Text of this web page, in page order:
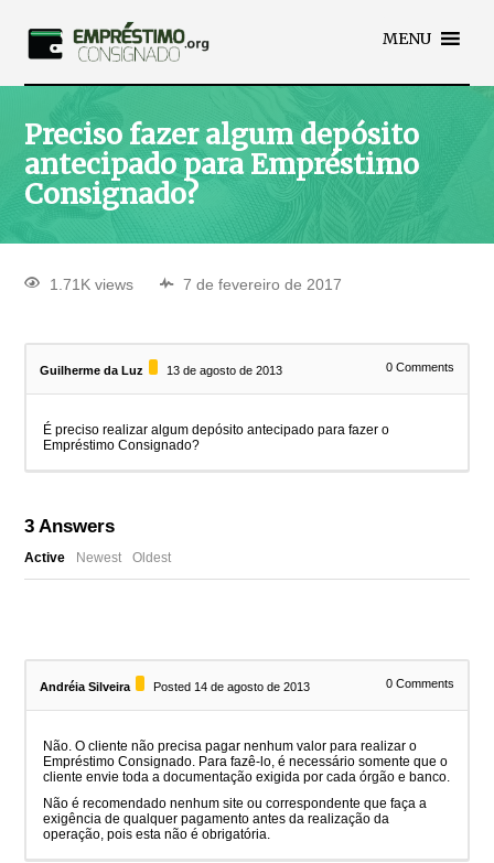
MENU
Preciso fazer algum depósito
antecipado para Empréstimo
Consignado?
1.71K views 7 de fevereiro de 2017
Guilherme da Luz 13 de agosto de 2013 0Comments
É preciso realizar algum depósito antecipado para fazer o
Empréstimo Consignado?
3 Answers
Active Newest Oldest
Andréia Silveira Posted 14 de agosto de 2013 0Comments
Não. O cliente não precisa pagar nenhum valor para realizar o
Empréstimo Consignado. Para fazê-lo, é necessário somente que o
cliente envie toda a documentação exigida por cada órgão e banco.
Não é recomendado nenhum site ou correspondente que faça a
exigência de qualquer pagamento antes da realização da
operação, pois esta não é obrigatória.